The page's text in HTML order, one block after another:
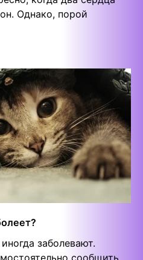
Однако, порой
заболевают.